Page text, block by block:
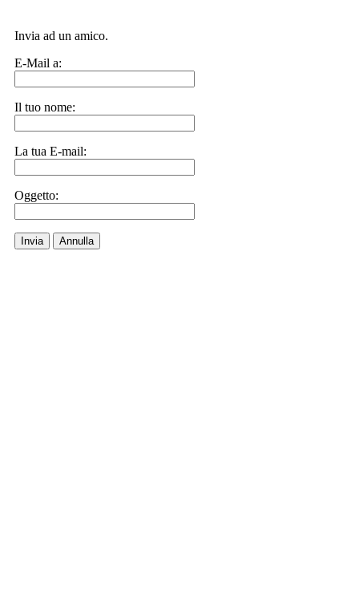
Invia ad un amico.
E-Mail a:
Il tuo nome:
La tua E-mail:
Oggetto:
Invia Annulla